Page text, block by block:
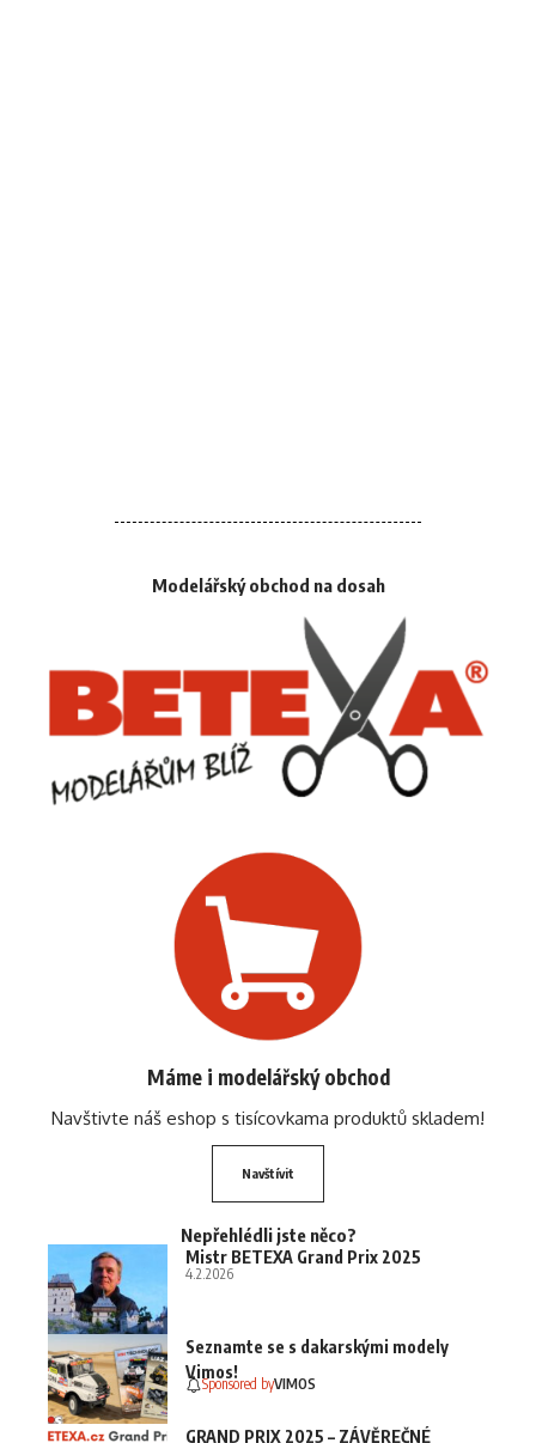
Modelářský obchod na dosah
Máme i modelářský obchod
Navštivte náš eshop s tisícovkama produktů skladem!
Navštívit
Nepřehlédli jste něco?
Mistr BETEXA Grand Prix 2025
4.2.2026
Seznamte se s dakarskými modely
Vimos!
Sponsored byVIMOS
GRAND PRIX 2025 – ZÁVĚREČNÉ